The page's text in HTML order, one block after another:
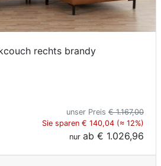
rechts brandy
unser Preis € 1.167,00
Sie sparen € 140,04 (≈ 12%)
nur ab € 1.026,96